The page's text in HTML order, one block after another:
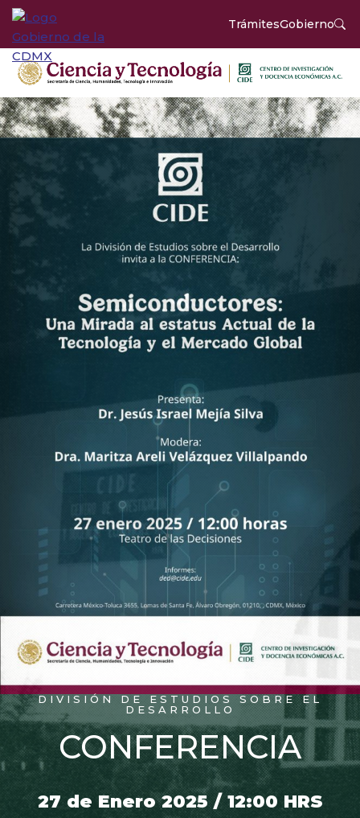
TrámitesGobierno
DIVISIÓN DE ESTUDIOS SOBRE EL
DESARROLLO
CONFERENCIA
27 de Enero 2025 / 12:00 HRS